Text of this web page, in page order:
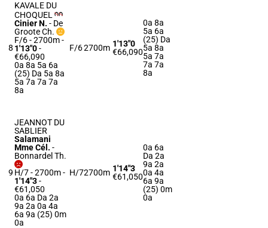
8
KAVALE DU
CHOQUEL
Cinier N. - De
Groote Ch.
F/6 - 2700m-
1'13"0-
€66,090
0a 8a 5a 6a
(25) Da 5a 8a
5a 7a 7a 7a
8a
F/62700m 1'13"0
€66,090
0a 8a
5a 6a
(25) Da
5a 8a
5a 7a
7a 7a
8a
9
JEANNOT DU
SABLIER
Salamani
Mme Cél. -
Bonnardel Th.
H/7 - 2700m-
1'14"3-
€61,050
0a 6a Da 2a
9a 2a 0a 4a
6a 9a (25) 0m
0a
H/72700m 1'14"3
€61,050
0a 6a
Da 2a
9a 2a
0a 4a
6a 9a
(25) 0m
0a